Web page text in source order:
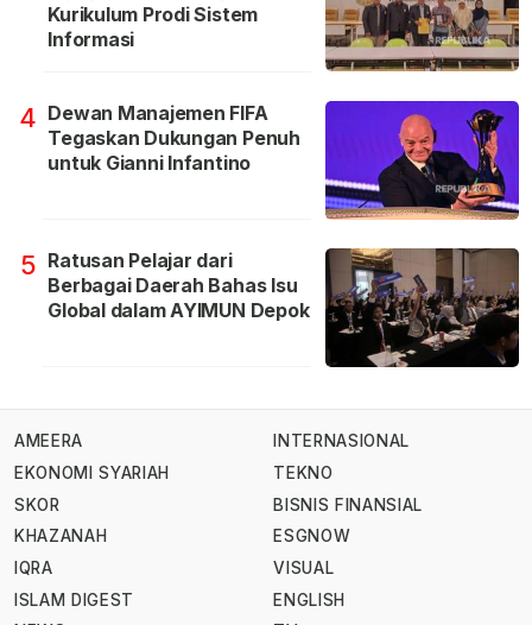
Kurikulum Prodi Sistem
Informasi
4 Dewan Manajemen FIFA
Tegaskan Dukungan Penuh
untuk Gianni Infantino
5 Ratusan Pelajar dari
Berbagai Daerah Bahas Isu
Global dalam AYIMUN Depok
AMEERA
EKONOMI SYARIAH
SKOR
KHAZANAH
IQRA
ISLAM DIGEST
INTERNASIONAL
TEKNO
BISNIS FINANSIAL
ESGNOW
VISUAL
ENGLISH